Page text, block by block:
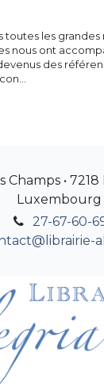
toutes les
nous ont
des
Champs • 7218
Luxembourg
27-67-60-